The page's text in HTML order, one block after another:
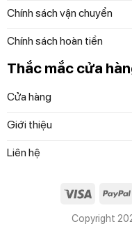
Chính sách vận chuyển
Chính sách hoàn tiền
Thắc mắc cửa
Cửa hàng
Giới thiệu
Liên hệ
Visa
Copyright